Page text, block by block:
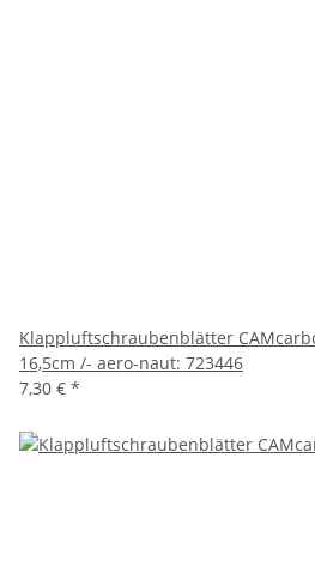
Klappluftschraubenblätter
16,5cm /- aero-naut: 723446
7,30 € *